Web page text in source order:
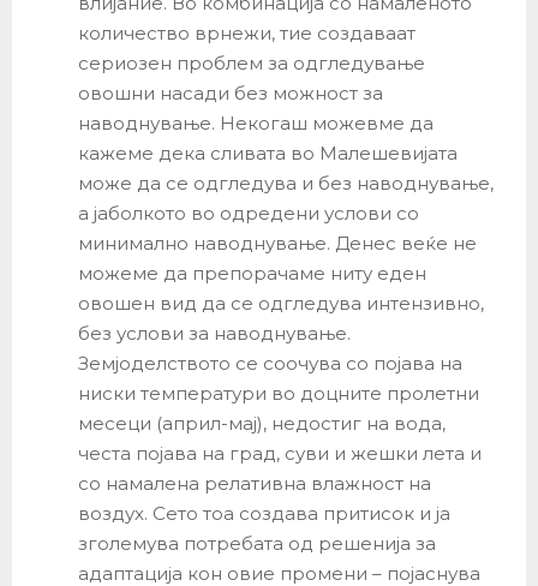
количество врнежи, тие создаваат
сериозен проблем за одгледување
овошни насади без можност за
наводнување. Некогаш можевме да
кажеме дека сливата во Малешевијата
може да се одгледува и без наводнување,
а јаболкото во одредени услови со
минимално наводнување. Денес веќе не
можеме да препорачаме ниту еден
овошен вид да се одгледува интензивно,
без услови за наводнување.
Земјоделството се соочува со појава на
ниски температури во доцните пролетни
месеци (април-мај), недостиг на вода,
честа појава на град, суви и жешки лета и
со намалена релативна влажност на
воздух. Сето тоа создава притисок и ја
зголемува потребата од решенија за
адаптација кон овие промени – појаснува